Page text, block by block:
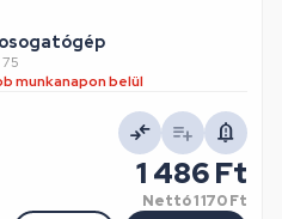
75
munkanapon belül
1 486 Ft
Nettó1 170 Ft